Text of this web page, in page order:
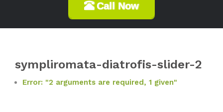
Call Now
sympliromata-diatrofis-slider-2
Error: "2 arguments are required, 1 given"